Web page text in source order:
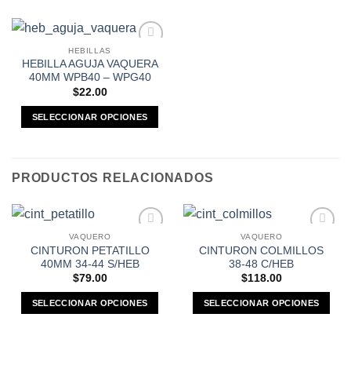
Favoritos
HEBILLAS
HEBILLA AGUJA VAQUERA
40MM WPB40 – WPG40
$22.00
SELECCIONAR OPCIONES
múltiples
Las
opciones
se
pueden
elegir
en
la
PRODUCTOS RELACIONADOS
Favoritos
VAQUERO
CINTURON PETATILLO
40MM 34-44 S/HEB
$79.00
SELECCIONAR OPCIONES
Favoritos
VAQUERO
CINTURON COLMILLOS
38-48 C/HEB
$118.00
SELECCIONAR OPCIONES